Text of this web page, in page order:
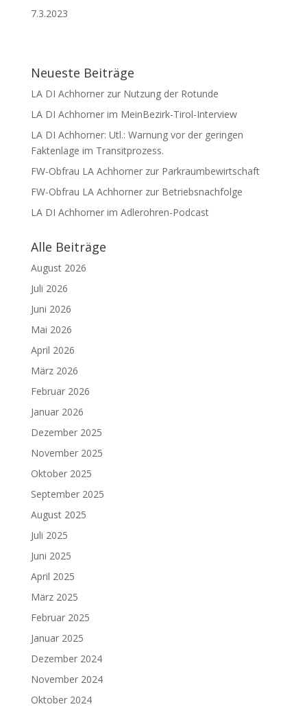
7.3.2023
Neueste Beiträge
LA DI Achhorner zur Nutzung der Rotunde
LA DI Achhorner im MeinBezirk-Tirol-Interview
LA DI Achhorner: Utl.: Warnung vor der geringen
Faktenlage im Transitprozess.
FW-Obfrau LA Achhorner zur Parkraumbewirtschaft
FW-Obfrau LA Achhorner zur Betriebsnachfolge
LA DI Achhorner im Adlerohren-Podcast
Alle Beiträge
August 2026
Juli 2026
Juni 2026
Mai 2026
April 2026
März 2026
Februar 2026
Januar 2026
Dezember 2025
November 2025
Oktober 2025
September 2025
August 2025
Juli 2025
Juni 2025
April 2025
März 2025
Februar 2025
Januar 2025
Dezember 2024
November 2024
Oktober 2024